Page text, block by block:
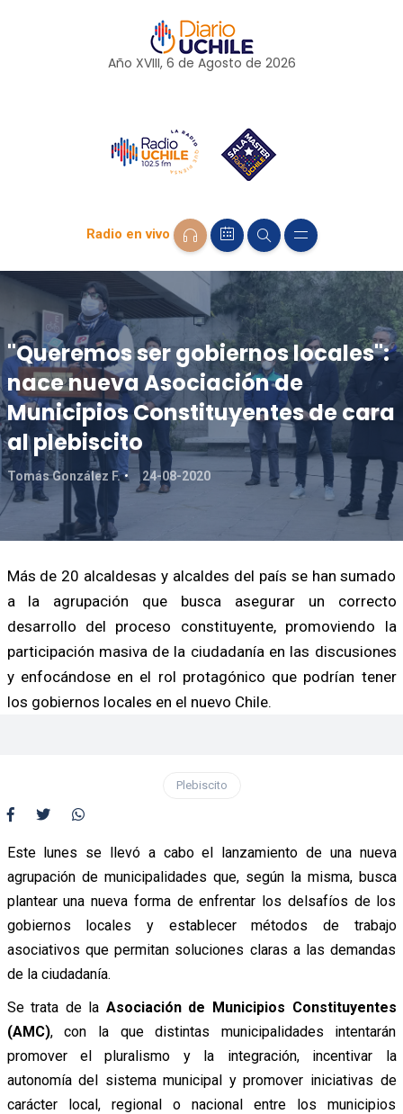
Año XVIII, 6 de Agosto de 2026
Radio en vivo
"Queremos ser gobiernos locales":
nace nueva Asociación de
Municipios Constituyentes de cara
al plebiscito
Tomás González F. 24-08-2020
Más de 20 alcaldesas y alcaldes del país se han sumado
a la agrupación que busca asegurar un correcto
desarrollo del proceso constituyente, promoviendo la
participación masiva de la ciudadanía en las discusiones
y enfocándose en el rol protagónico que podrían tener
los gobiernos locales en el nuevo Chile.
Plebiscito
Este lunes se llevó a cabo el lanzamiento de una nueva
agrupación de municipalidades que, según la misma, busca
plantear una nueva forma de enfrentar los delsafíos de los
gobiernos locales y establecer métodos de trabajo
asociativos que permitan soluciones claras a las demandas
de la ciudadanía.
Se trata de la Asociación de Municipios Constituyentes
(AMC), con la que distintas municipalidades intentarán
promover el pluralismo y la integración, incentivar la
autonomía del sistema municipal y promover iniciativas de
carácter local, regional o nacional entre los municipios